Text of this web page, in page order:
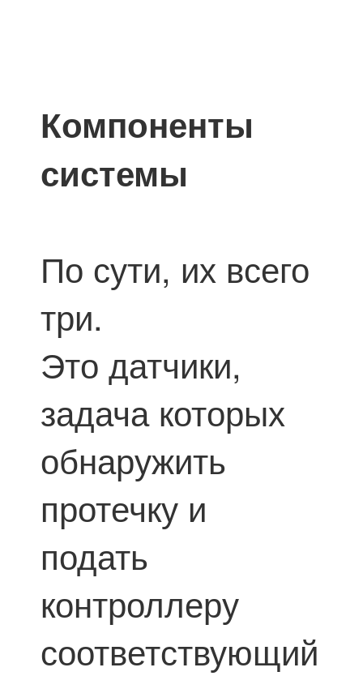
Компоненты
системы
По сути, их всего
три.
Это датчики,
задача которых
обнаружить
протечку и
подать
контроллеру
соответствующий